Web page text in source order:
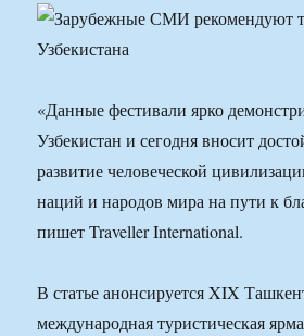
«Данные фестивали ярко
Узбекистан и сегодня вносит
развитие человеческой
наций и народов мира на пути к
пишет Traveller International.
В статье анонсируется XIX
международная туристическая